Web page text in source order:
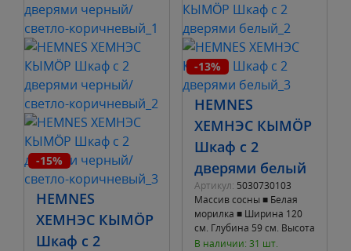
-15%
HEMNES
ХЕМНЭС КЫМÖР
Шкаф с 2
-13%
HEMNES
ХЕМНЭС КЫМÖР
Шкаф с 2
дверями белый
Артикул: 5030730103
Массив сосны ■ Белая
морилка ■ Ширина 120
см. Глубина 59 см. Высота
197 см.
В наличии: 31 шт.